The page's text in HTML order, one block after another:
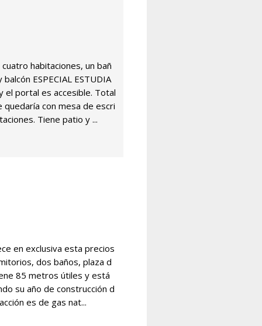
habitaciones, un bañ
ESPECIAL ESTUDIA
el portal es accesible. Total
con mesa de escri
Tiene patio y ...
en exclusiva esta precios
dos baños, plaza d
85 metros útiles y está
su año de construcción d
es de gas nat...